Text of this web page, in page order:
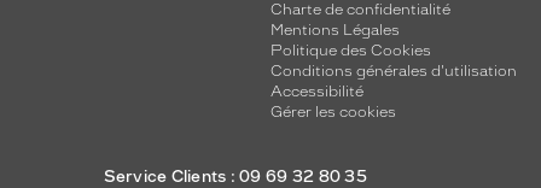
Charte de confidentialité
Mentions Légales
Politique des Cookies
Conditions générales d'utilisation
Accessibilité
Gérer les cookies
Service Clients : 09 69 32 80 35